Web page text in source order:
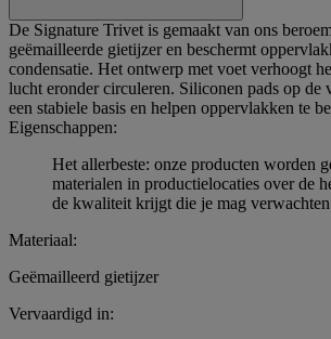
De Signature Trivet is gemaakt van ons
geëmailleerde gietijzer en beschermt
condensatie. Het ontwerp met voet verhoogt
lucht eronder circuleren. Siliconen pads op de
een stabiele basis en helpen oppervlakken te
Eigenschappen:
Het allerbeste: onze producten worden
materialen in productielocaties over de
de kwaliteit krijgt die je mag
Materiaal:
Geëmailleerd gietijzer
Vervaardigd in: